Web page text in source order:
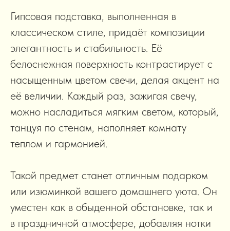
Гипсовая подставка, выполненная в
классическом стиле, придаёт композиции
элегантность и стабильность. Её
белоснежная поверхность контрастирует с
насыщенным цветом свечи, делая акцент на
её величии. Каждый раз, зажигая свечу,
можно насладиться мягким светом, который,
танцуя по стенам, наполняет комнату
теплом и гармонией.
Такой предмет станет отличным подарком
или изюминкой вашего домашнего уюта. Он
уместен как в обыденной обстановке, так и
в праздничной атмосфере, добавляя нотки